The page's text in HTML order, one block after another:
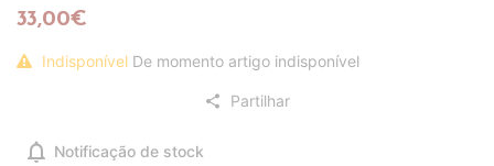
33,00€
Indisponível De momento artigo indisponível
share Partilhar
notifications Notificação de stock